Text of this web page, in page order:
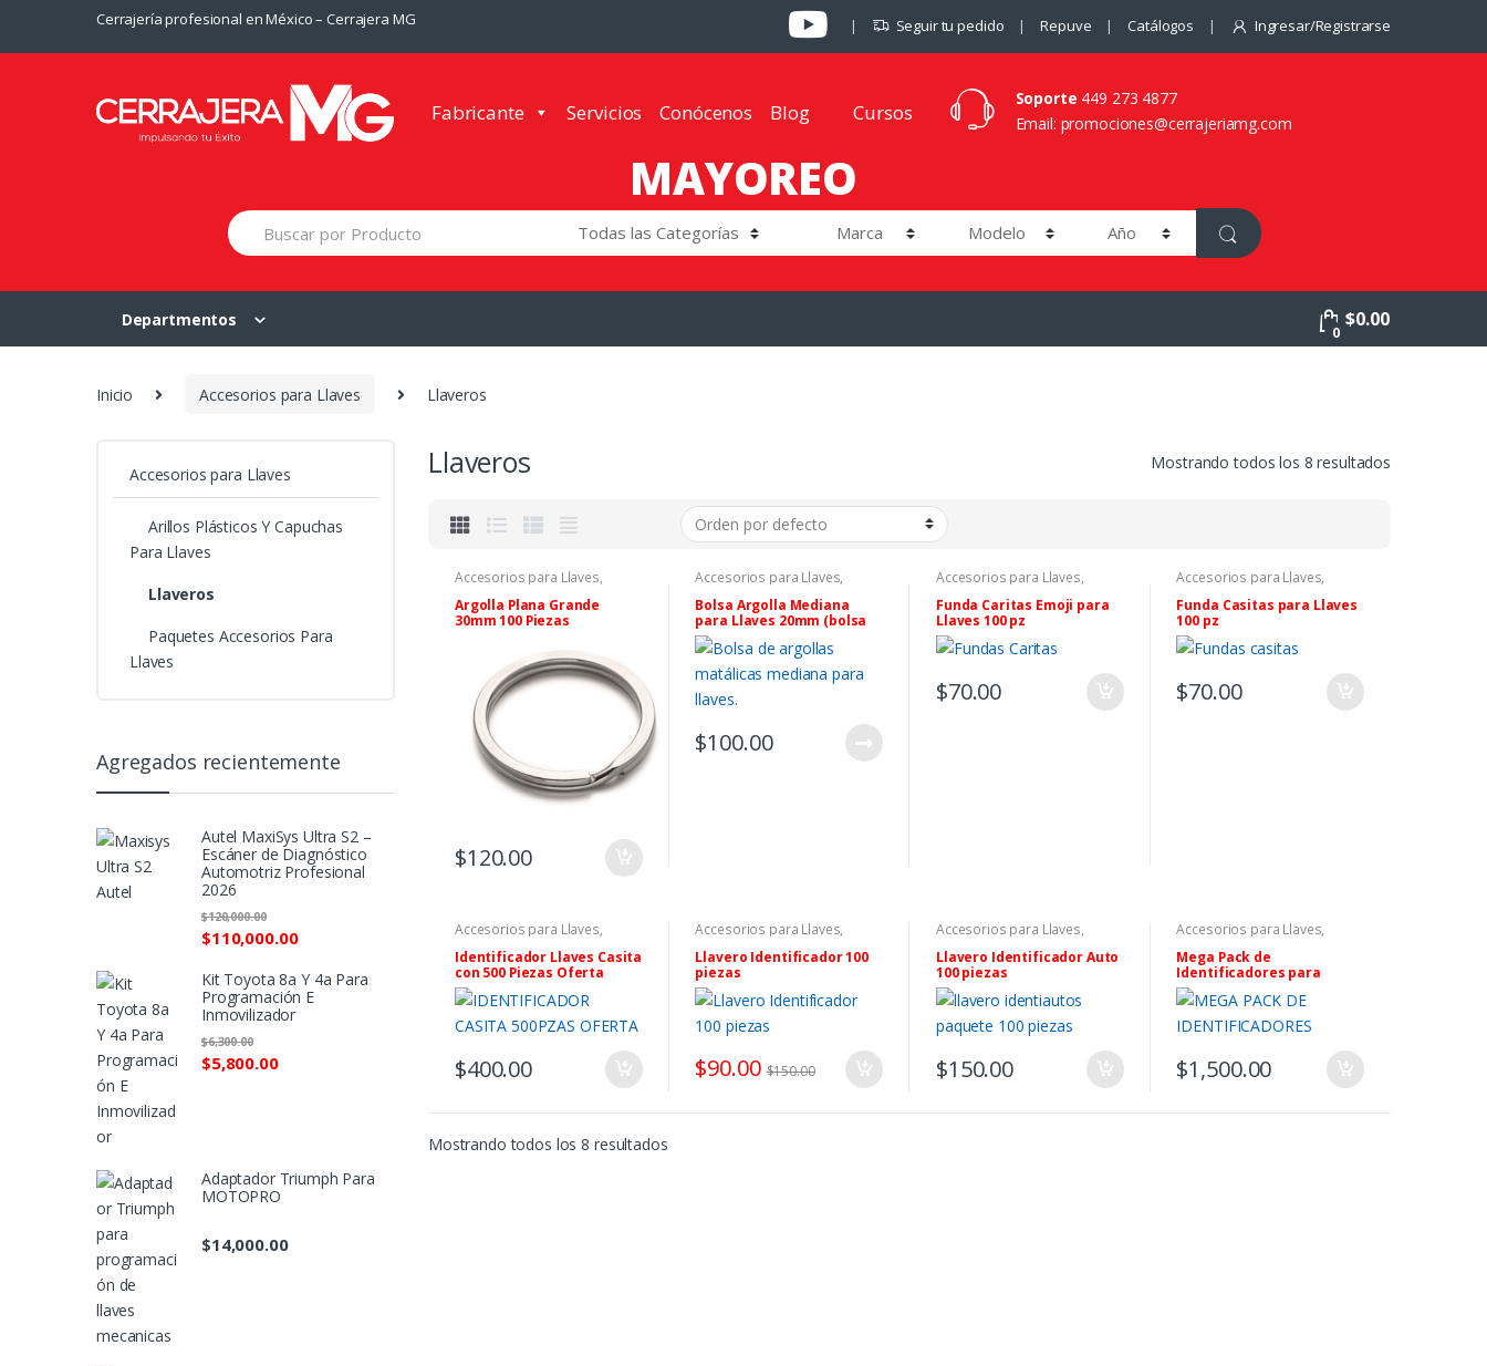
Cerrajería profesional en México – Cerrajera MG Seguir tu pedido Repuve Catálogos Ingresar/Registrarse
Fabricante Servicios Conócenos Blog Cursos
Soporte 449 273 4877
Email: promociones@cerrajeriamg.com
MAYOREO
Departmentos
0
$0.00
Inicio Accesorios para Llaves Llaveros
Llaveros Mostrando todos los 8 resultados
Accesorios para Llaves,
Argolla Plana Grande
30mm 100 Piezas
$120.00
Accesorios para Llaves,
Bolsa Argolla Mediana
para Llaves 20mm (bolsa
con 100 piezas)
$100.00
Accesorios para Llaves,
Funda Caritas Emoji para
Llaves 100 pz
$70.00
Accesorios para Llaves,
Funda Casitas para Llaves
100 pz
$70.00
Accesorios para Llaves,
Arillos Plásticos Y Capuchas
Para Llaves,Llaveros
Identificador Llaves Casita
con 500 Piezas Oferta
$400.00
Accesorios para Llaves,
Llavero Identificador 100
piezas
$90.00 $150.00
Accesorios para Llaves,
Llavero Identificador Auto
100 piezas
$150.00
Accesorios para Llaves,
Arillos Plásticos Y Capuchas
Para Llaves, Llaveros
Mega Pack de
Identificadores para
Llaves y Equipos –
Organización Profesional
$1,500.00
Mostrando todos los 8 resultados
Accesorios para Llaves
Arillos Plásticos Y Capuchas
Para Llaves
Llaveros
Paquetes Accesorios Para
Llaves
Agregados recientemente
Autel MaxiSys Ultra S2 –
Escáner de Diagnóstico
Automotriz Profesional
2026
$110,000.00
$120,000.00
Kit Toyota 8a Y 4a Para
Programación E
Inmovilizador
$5,800.00
$6,300.00
Adaptador Triumph Para
MOTOPRO
$14,000.00